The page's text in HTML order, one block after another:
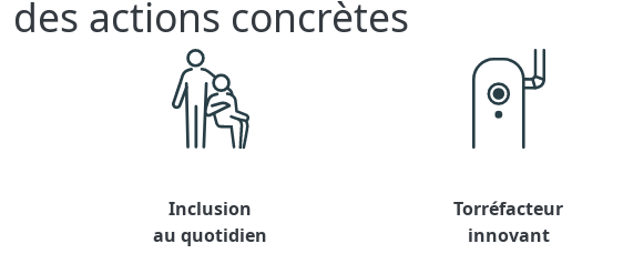
des actions concrètes
Inclusion
au quotidien
Torréfacteur
innovant